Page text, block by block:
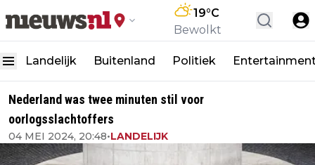
19°C
Bewolkt
Landelijk Buitenland Politiek
Nederland was twee minuten stil voor
oorlogsslachtoffers
04 MEI 2024, 20:48•LANDELIJK